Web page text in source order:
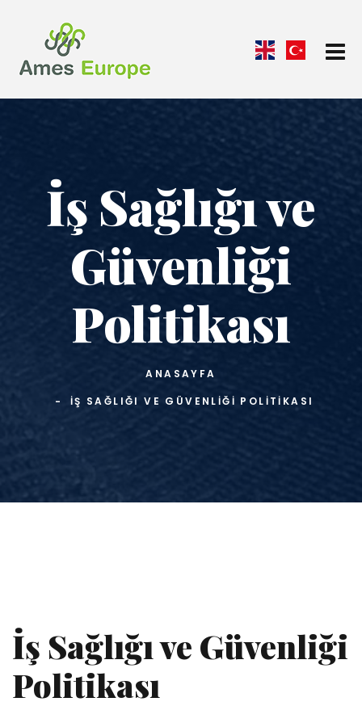
İş Sağlığı ve
Güvenliği
Politikası
ANASAYFA
İŞ SAĞLIĞI VE GÜVENLIĞI POLITIKASI
İş Sağlığı ve Güvenliği
Politikası